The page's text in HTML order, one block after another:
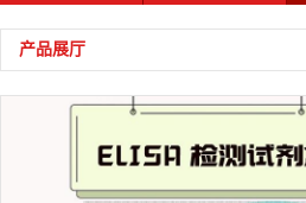
产品展厅